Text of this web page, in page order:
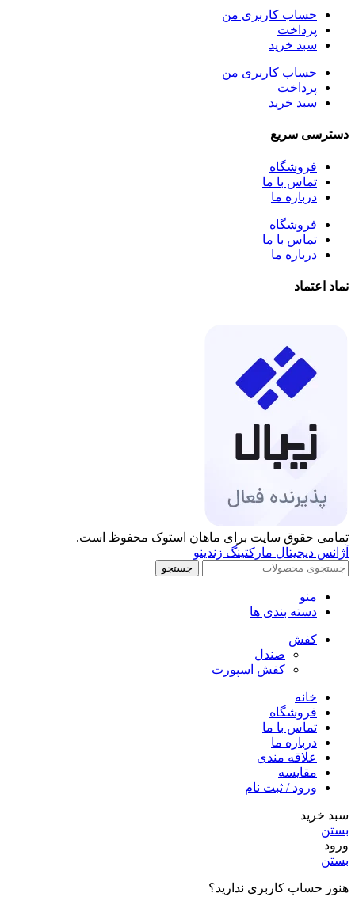
حساب کاربری من
پرداخت
سبد خرید
حساب کاربری من
پرداخت
سبد خرید
دسترسی سریع
فروشگاه
تماس با ما
درباره ما
فروشگاه
تماس با ما
درباره ما
نماد اعتماد
تمامی حقوق سایت برای ماهان استوک محفوظ است.
آژانس دیجیتال مارکتینگ زندینو
جستجو
منو
دسته بندی ها
کفش
صندل
کفش اسپورت
خانه
فروشگاه
تماس با ما
درباره ما
علاقه مندی
مقایسه
ورود / ثبت نام
سبد خرید
بستن
ورود
بستن
هنوز حساب کاربری ندارید؟